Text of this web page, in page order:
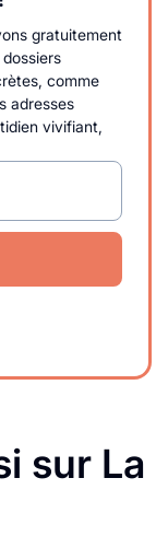
gratuitement
comme
adresses
vivifiant,
sur La